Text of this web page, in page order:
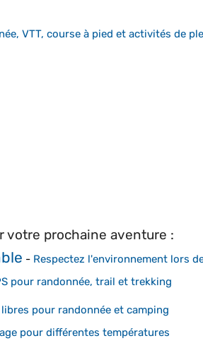
VTT, course à pied et activités de
votre prochaine aventure :
- Respectez l'environnement lors
pour randonnée, trail et trekking
pour randonnée et camping
pour différentes températures